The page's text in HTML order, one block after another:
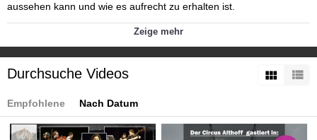
aussehen kann und wie es aufrecht zu erhalten ist.
(SPÖ), Rosa Ecker (FPÖ) und Yannick Shetty (NEOS) sowie die
Expert:innen Dinah Djalinous-Glatz (Österreichischer
(Pensionsversicherungsanstalt).
Kategorien:
Zeige mehr
Durchsuche Videos
Empfohlene Nach Datum